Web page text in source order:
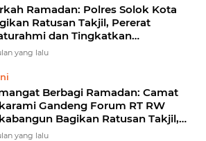
Ramadan: Polres Solok Kota
Ratusan Takjil, Pererat
dan Tingkatkan
di Masyarakat
yang lalu
Berbagi Ramadan: Camat
Gandeng Forum RT RW
Bagikan Ratusan Takjil,
Sinergi Pemerintah dan
yang lalu